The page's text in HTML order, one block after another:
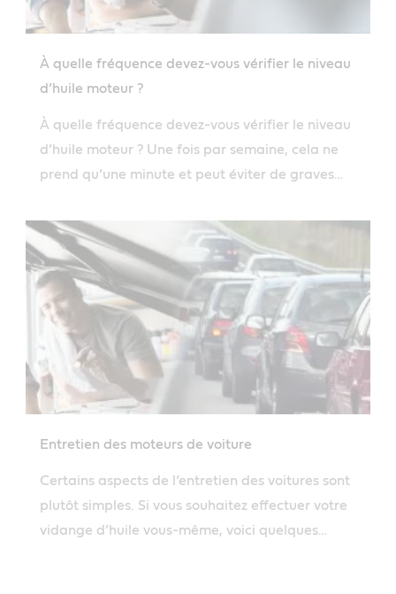
À quelle fréquence devez-vous vérifier le niveau
d’huile moteur ?
À quelle fréquence devez-vous vérifier le niveau
d’huile moteur ? Une fois par semaine, cela ne
prend qu’une minute et peut éviter de graves
Entretien des moteurs de voiture
Certains aspects de l’entretien des voitures sont
plutôt simples. Si vous souhaitez effectuer votre
vidange d’huile vous-même, voici quelques